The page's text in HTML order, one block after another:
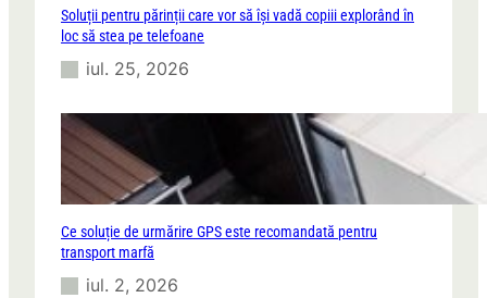
Soluții pentru părinții care vor să își vadă copiii explorând în
loc să stea pe telefoane
iul. 25, 2026
Ce soluție de urmărire GPS este recomandată pentru
transport marfă
iul. 2, 2026